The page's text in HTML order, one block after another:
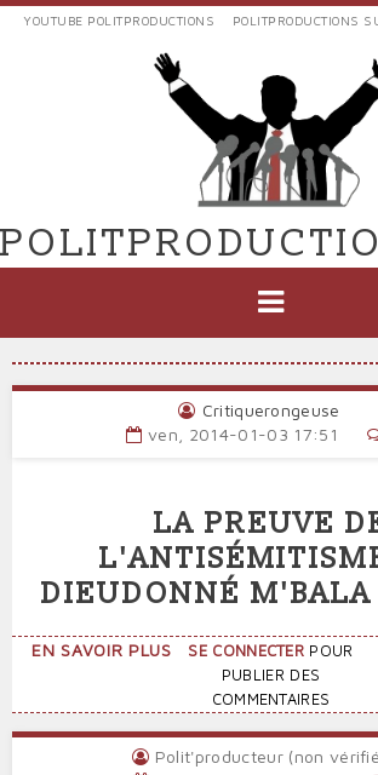
Aller
EXTERNES
POLIT'PRODUCTIONS
YOUTUBE POLITPRODUCTIONS POLITPRODUCTIONS
PRINCIPALE
Critiquerongeuse
ven, 2014-01-03 17:51
LA PREUVE
DIEUDONNÉ
EN SAVOIR PLUS SUR
PREUVE
DE
SE CONNECTER POUR
PUBLIER DES
COMMENTAIRES
Polit'producteur (non